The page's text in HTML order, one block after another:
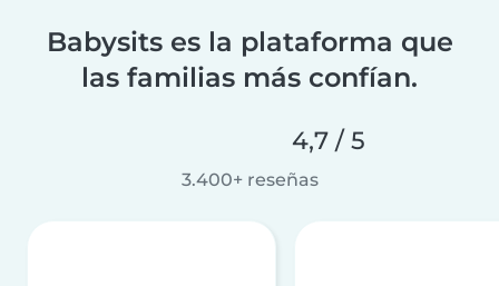
Babysits es la plataforma que
las familias más confían.
4,7 / 5
3.400+ reseñas